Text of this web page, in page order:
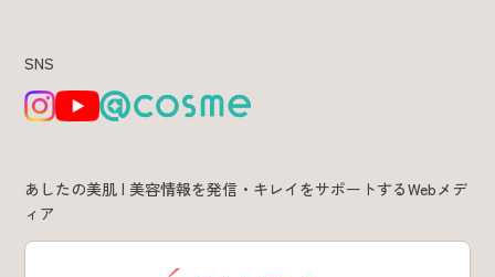
SNS
あしたの美肌 | 美容情報を発信・キレイをサポートするWebメデ
ィア